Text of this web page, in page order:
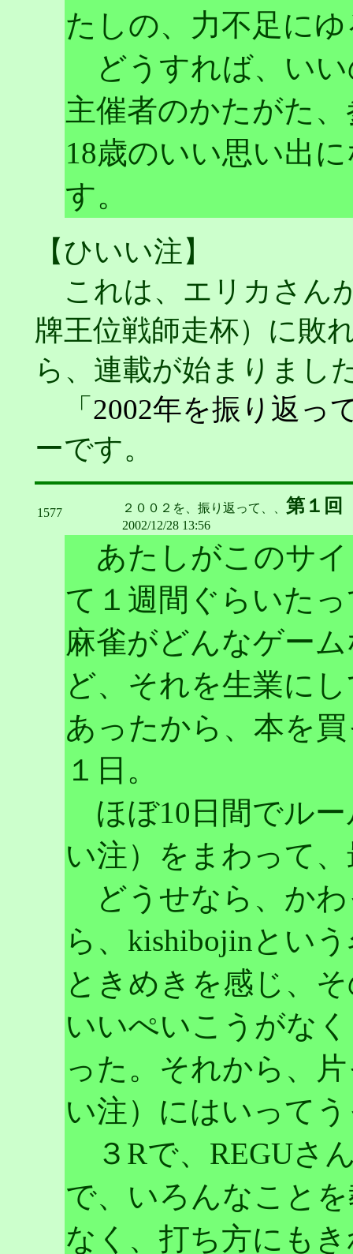
たしの、力不足に
どうすれば、いい
主催者のかたがた
18歳のいい思い出
す。
【ひいい注】
これは、エリカさん
牌王位戦師走杯）に敗
ら、連載が始まりまし
「 2002年を振り返っ
ーです。
1577 ２００２を、振り返って、、 第１回
2002/12/28 13:56
あたしがこのサイ
て１週間ぐらいた
麻雀がどんなゲー
ど、それを生業に
あったから、本を
１日。
ほぼ10日間でルー
い注）をまわって
どうせなら、かわ
ら、kishibojinとい
ときめきを感じ、
いいぺいこうがな
った。それから、
い注）にはいって
３Rで、REGUさ
で、いろんなこと
なく、打ち方にも